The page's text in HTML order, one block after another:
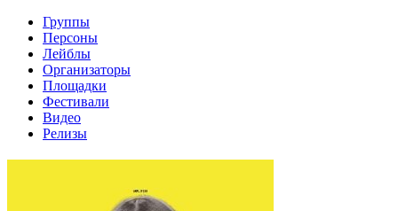
Группы
Персоны
Лейблы
Организаторы
Площадки
Фестивали
Видео
Релизы